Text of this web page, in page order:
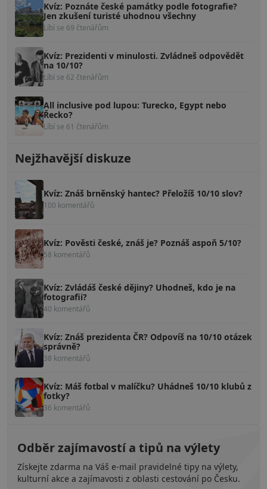
Kvíz: Poznáte české památky podle fotografie?
Jen zkušení turisté uhodnou všechny
Líbí se 69 čtenářům
Kvíz: Prezidenti v minulosti. Zvládneš odpovědět
na 10/10?
Líbí se 62 čtenářům
All inclusive pod lupou: Turecko, Egypt nebo
Řecko?
Líbí se 61 čtenářům
Nejžhavější diskuze
Kvíz: Znáš brněnský hantec? Přeložíš 10/10 slov?
100 komentářů
Kvíz: Pověsti české, znáš je? Poznáš aspoň 5/10?
58 komentářů
Kvíz: Zvládáš české dějiny? Uhodneš, kdo je na
fotografii?
40 komentářů
Kvíz: Znáš prezidenta ČR? Odpovíš na 10/10 otázek
správně?
38 komentářů
Kvíz: Máš fotbal v malíčku? Uhádneš 10/10 klubů z
fotky?
36 komentářů
Odběr zajímavostí a tipů na výlety
Získejte zdarma na Váš e-mail pravidelné tipy na výlety,
kulturní akce a zajímavosti z oblasti cestování po Česku.